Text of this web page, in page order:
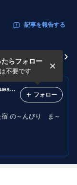
記事を報告する
ャンドルナイト夏
ゲストハウス 空穂宿【くぼしゅく】Guest House KUBOSHUKU
宿 の～んびり ま～
らフォロー
不要です
フォロー